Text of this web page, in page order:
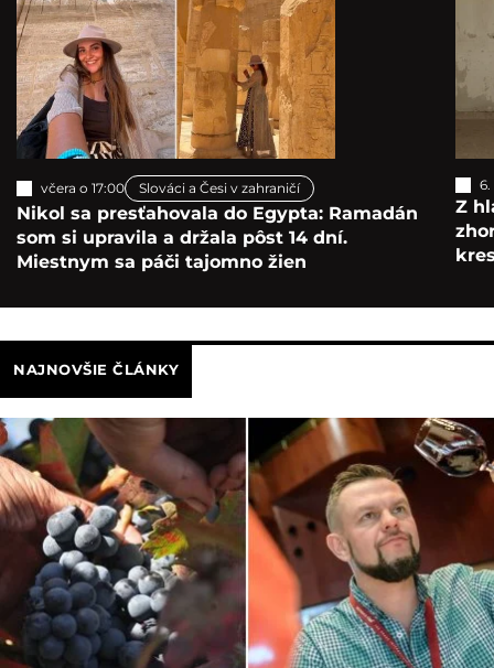
včera o 17:00 Slováci a Česi v zahraničí
Nikol sa presťahovala do Egypta: Ramadán
som si upravila a držala pôst 14 dní.
Miestnym sa páči tajomno žien
Z
NAJNOVŠIE ČLÁNKY